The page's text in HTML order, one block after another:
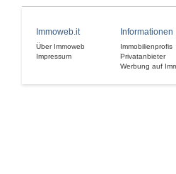
Immoweb.it
Über Immoweb
Impressum
Informationen
Immobilienprofis
Privatanbieter
Werbung auf